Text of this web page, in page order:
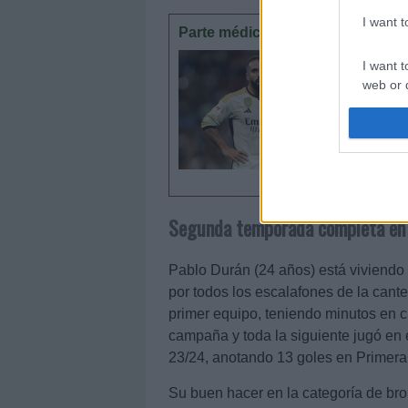
I want
I want
web or
I want
or app.
I want
I want
Parte médico: los lesionados de
La
cómo
Segunda temporada completa
Pablo Durán (24 años) está
por todos los escalafones de la
primer equipo, teniendo minutos en
campaña y toda la siguiente jugó
23/24, anotando 13 goles en
Su buen hacer en la categoría de